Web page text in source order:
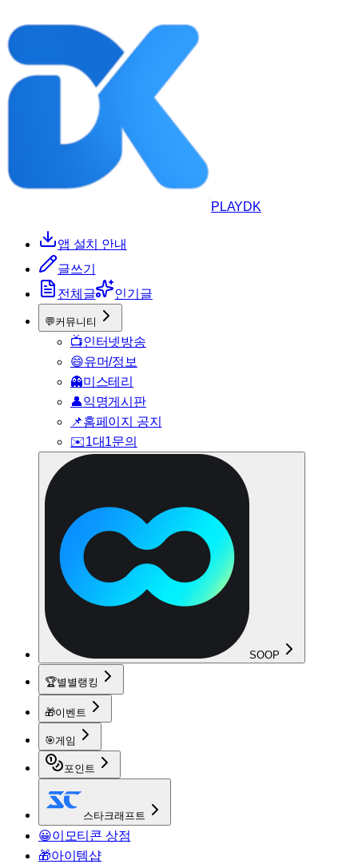
PLAYDK
앱 설치 안내
글쓰기
전체글
인기글
💬커뮤니티
📺인터넷방송
😄유머/정보
👻미스테리
👤익명게시판
📌홈페이지 공지
✉️1대1문의
SOOP
🏆별별랭킹
🎁이벤트
🎯게임
포인트
스타크래프트
😀이모티콘 상점
🎁아이템샵